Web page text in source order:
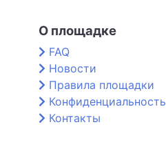
О площадке
FAQ
Новости
Правила площадки
Конфиденциальность
Контакты